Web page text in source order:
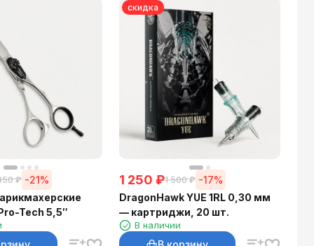
₽ -21%
Tech 5,5″
скидка
1 250 ₽1 500 ₽ -17%
DragonHawk YUE 1RL 0,30 мм
— картриджи, 20 шт.
В наличии